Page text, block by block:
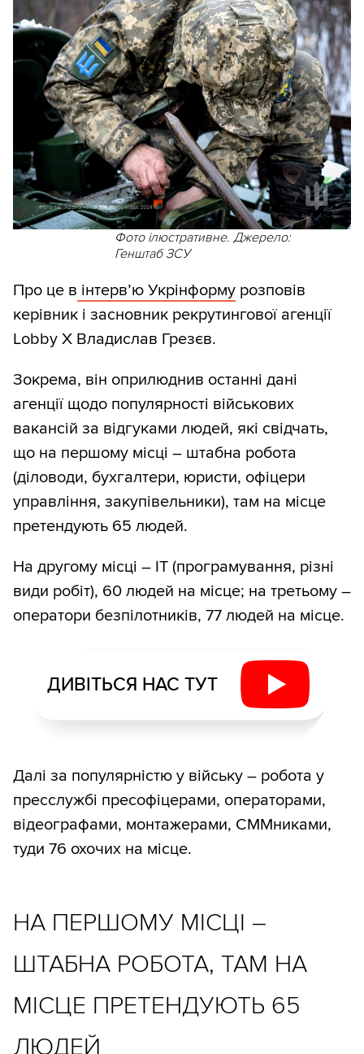
Фото ілюстративне. Джерело:
Генштаб ЗСУ
Про це в інтерв’ю Укрінформу розповів
керівник і засновник рекрутингової агенції
Lobby X Владислав Грезєв.
Зокрема, він оприлюднив останні дані
агенції щодо популярності військових
вакансій за відгуками людей, які свідчать,
що на першому місці – штабна робота
(діловоди, бухгалтери, юристи, офіцери
управління, закупівельники), там на місце
претендують 65 людей.
На другому місці – ІТ (програмування, різні
види робіт), 60 людей на місце; на третьому –
оператори безпілотників, 77 людей на місце.
ДИВІТЬСЯ НАС ТУТ
Далі за популярністю у війську – робота у
пресслужбі пресофіцерами, операторами,
відеографами, монтажерами, СММниками,
туди 76 охочих на місце.
НА ПЕРШОМУ МІСЦІ –
ШТАБНА РОБОТА, ТАМ НА
МІСЦЕ ПРЕТЕНДУЮТЬ 65
ЛЮДЕЙ